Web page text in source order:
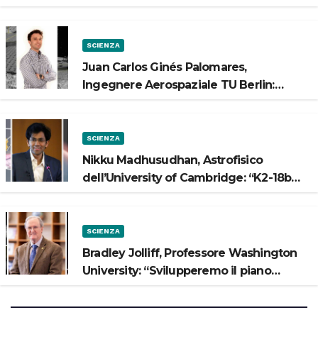
SCIENZA
Juan Carlos Ginés Palomares,
Ingegnere Aerospaziale TU Berlin:
SCIENZA
Nikku Madhusudhan, Astrofisico
dell’University of Cambridge: “K2-18b
SCIENZA
Bradley Jolliff, Professore Washington
University: “Svilupperemo il piano